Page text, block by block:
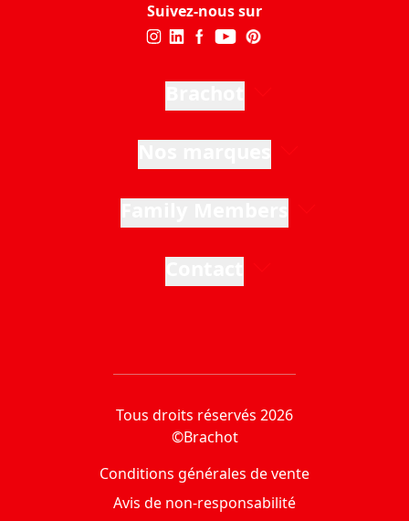
Suivez-nous sur
Tous droits réservés 2026
©Brachot
Conditions générales de vente
Avis de non-responsabilité